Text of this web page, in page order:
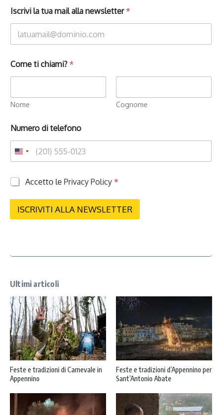
Iscrivi la tua mail alla newsletter*
Come ti chiami? *
Nome Cognome
Numero di telefono
P
i
a
Accetto le Privacy Policy *
ISCRIVITI ALLA NEWSLETTER
Ultimi articoli
Feste e tradizioni di Carnevale in
Appennino
Feste e tradizioni d’Appennino per
Sant’Antonio Abate